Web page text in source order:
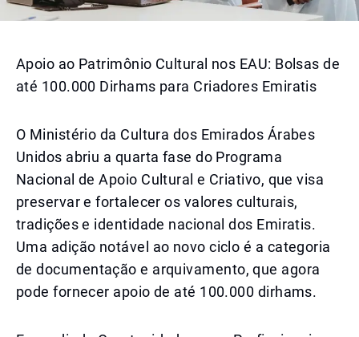
Apoio ao Patrimônio Cultural nos EAU: Bolsas de
até 100.000 Dirhams para Criadores Emiratis
O Ministério da Cultura dos Emirados Árabes
Unidos abriu a quarta fase do Programa
Nacional de Apoio Cultural e Criativo, que visa
preservar e fortalecer os valores culturais,
tradições e identidade nacional dos Emiratis.
Uma adição notável ao novo ciclo é a categoria
de documentação e arquivamento, que agora
pode fornecer apoio de até 100.000 dirhams.